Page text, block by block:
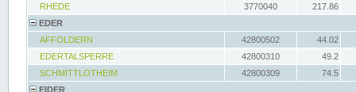
RHEDE
3770040
217.86
EDER
AFFOLDERN
42800502
44.02
EDERTALSPERRE
42800310
49.2
SCHMITTLOTHEIM
42800309
74.5
EIDER